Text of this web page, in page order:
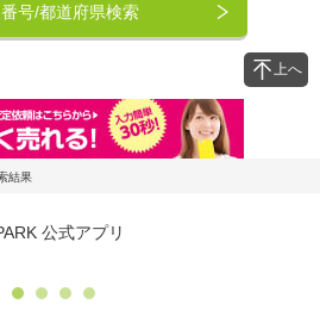
号/都道府県検索
上へ
結果